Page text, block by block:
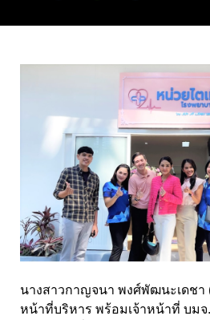
นางสาวกาญจนา พงศ์พัฒนะเดชา
หน้าที่บริหาร พร้อมเจ้าหน้าที่ บมจ